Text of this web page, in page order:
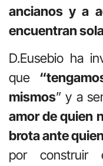
ancianos y a
encuentran
D.Eusebio ha
que
mismos” y a
amor de quien
brota ante
por construir